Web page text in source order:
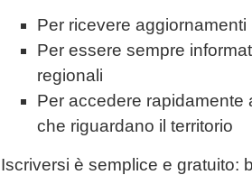
Per ricevere
Per essere sempre
regionali
Per accedere rapidamente
che riguardano il territorio
Iscriversi è semplice e gratuito: